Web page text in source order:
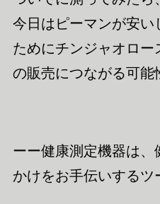
今日は ピーマンが安い
ためにチンジャオロー
の販売につながる可能
ーー健康測定機器は、
かけをお手伝いするツ